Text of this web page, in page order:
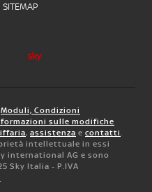
SITEMAP
Moduli, Condizioni
sulle modifiche
, assistenza e contatti.
intellettuale in essi
international AG e sono
Sky Italia - P.IVA